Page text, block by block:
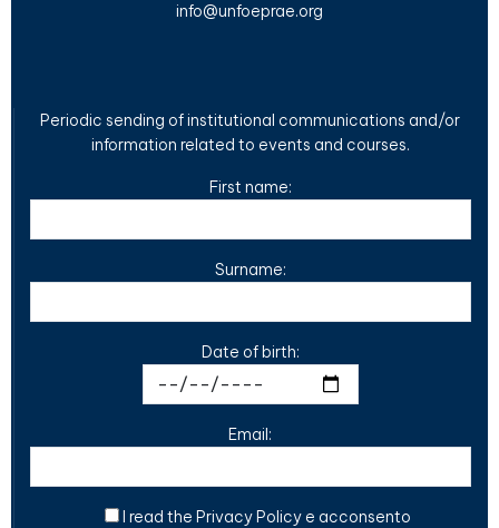
info@unfoeprae.org
Periodic sending of institutional communications and/or
information related to events and courses.
First name:
Surname:
Date of birth:
Email:
I read the Privacy Policy e acconsento